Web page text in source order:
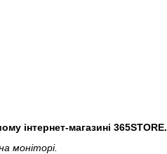
інтернет-магазині 365STORE.
моніторі.